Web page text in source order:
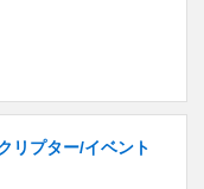
リプター/イベント